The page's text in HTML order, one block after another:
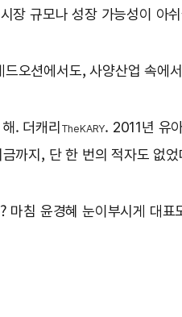
장 규모나 성장 가능성이 아
오션에서도, 사양산업 속에
. 더캐리 TheKARY. 2011년 유
까지, 단 한 번의 적자도 없었
침 윤경혜 눈이부시게 대